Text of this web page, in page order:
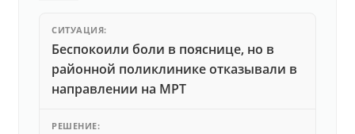
СИТУАЦИЯ:
Беспокоили боли в пояснице, но в
районной поликлинике отказывали в
направлении на МРТ
РЕШЕНИЕ: